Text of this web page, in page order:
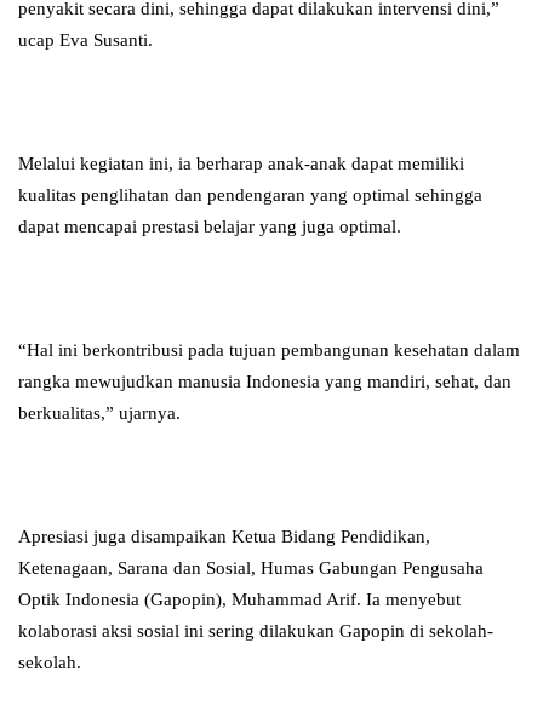
penyakit secara dini, sehingga dapat dilakukan intervensi dini,”
ucap Eva Susanti.
Melalui kegiatan ini, ia berharap anak-anak dapat memiliki
kualitas penglihatan dan pendengaran yang optimal sehingga
dapat mencapai prestasi belajar yang juga optimal.
“Hal ini berkontribusi pada tujuan pembangunan kesehatan dalam
rangka mewujudkan manusia Indonesia yang mandiri, sehat, dan
berkualitas,” ujarnya.
Apresiasi juga disampaikan Ketua Bidang Pendidikan,
Ketenagaan, Sarana dan Sosial, Humas Gabungan Pengusaha
Optik Indonesia (Gapopin), Muhammad Arif. Ia menyebut
kolaborasi aksi sosial ini sering dilakukan Gapopin di sekolah-
sekolah.